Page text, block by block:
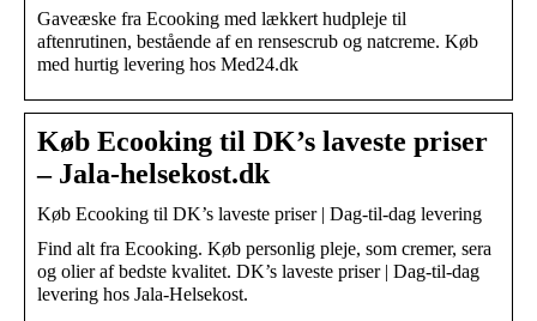
Gaveæske fra Ecooking med lækkert hudpleje til
aftenrutinen, bestående af en rensescrub og natcreme. Køb
med hurtig levering hos Med24.dk
Køb Ecooking til DK’s laveste priser
– Jala-helsekost.dk
Køb Ecooking til DK’s laveste priser | Dag-til-dag levering
Find alt fra Ecooking. Køb personlig pleje, som cremer, sera
og olier af bedste kvalitet. DK’s laveste priser | Dag-til-dag
levering hos Jala-Helsekost.